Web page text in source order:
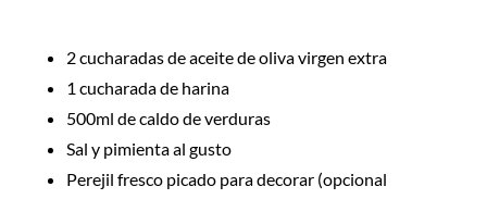
2 cucharadas de aceite de oliva virgen extra
1 cucharada de harina
500ml de caldo de verduras
Sal y pimienta al gusto
Perejil fresco picado para decorar (opcional